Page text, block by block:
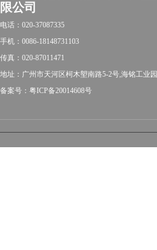
限公司
电话：020-37087335
手机：0086-18148731103
传真：020-87011471
地址：广州市天河区柯木塱南路5-2号,海铭工业园
备案号：粤ICP备20014608号